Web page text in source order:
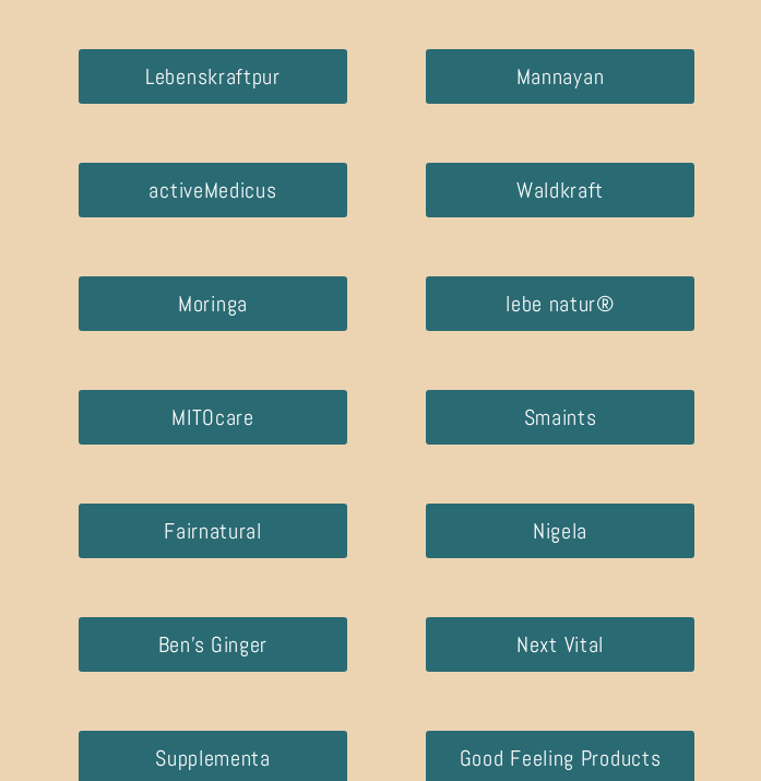
Lebenskraftpur Mannayan
activeMedicus Waldkraft
Moringa lebe natur®
MITOcare Smaints
Fairnatural Nigela
Ben’s Ginger Next Vital
Supplementa Good Feeling Products